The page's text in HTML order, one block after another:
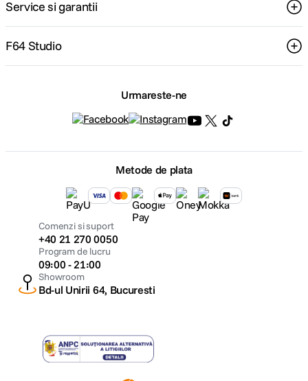
Service si garantii
F64 Studio
Urmareste-ne
Metode de plata
Comenzi si suport
+40 21 270 0050
Program de lucru
09:00 - 21:00
Showroom
Bd-ul Unirii 64, Bucuresti